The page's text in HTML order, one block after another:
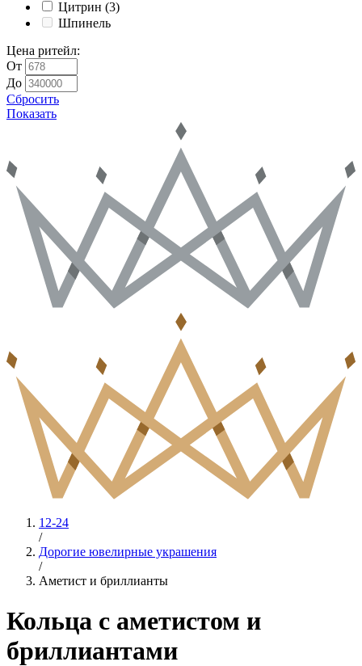
Цитрин (3)
Шпинель
Цена ритейл:
От
До
Сбросить
Показать
12-24
/
Дорогие ювелирные украшения
/
Аметист и бриллианты
Кольца с аметистом и
бриллиантами